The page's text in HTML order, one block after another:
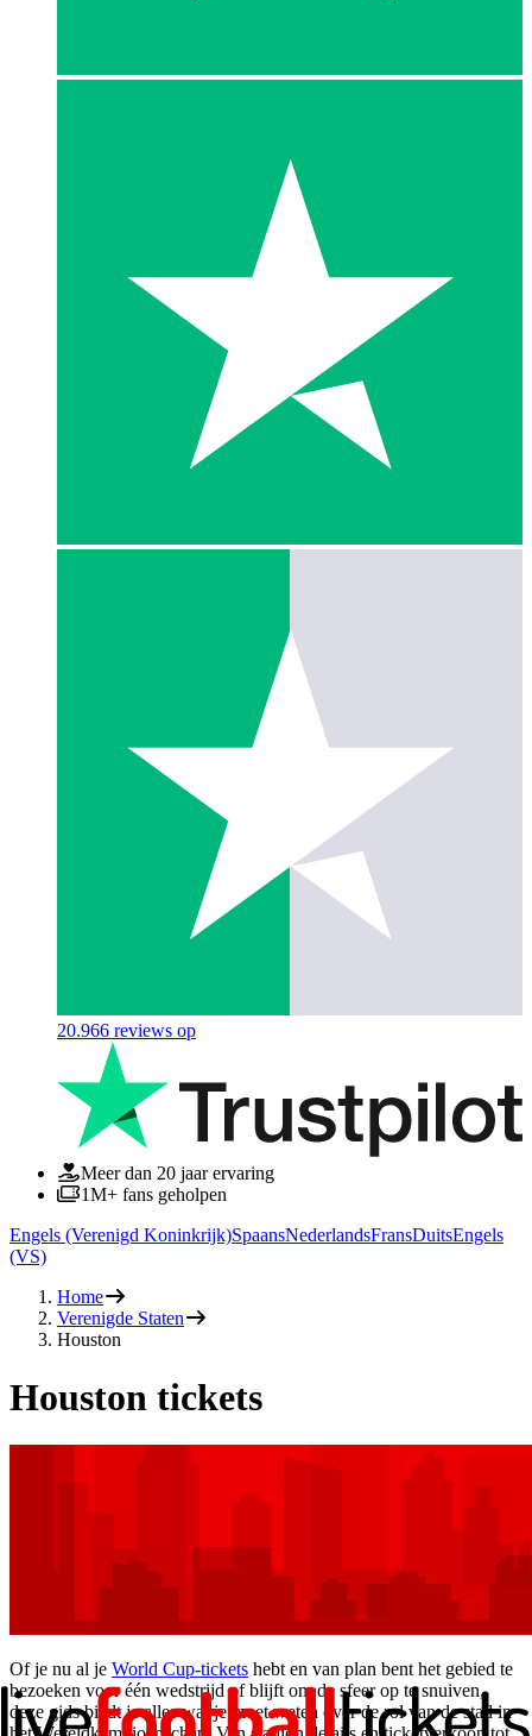
20.966 reviews op
Meer dan 20 jaar ervaring
1M+ fans geholpen
Engels (Verenigd Koninkrijk)SpaansNederlandsFransDuitsEngels
(VS)
Home
Verenigde Staten
Houston
Houston tickets
Of je nu al je World Cup-tickets hebt en van plan bent het gebied te
bezoeken voor één wedstrijd of blijft om de sfeer op te snuiven,
deze gids biedt je alles wat je moet weten over de rol van de stad in